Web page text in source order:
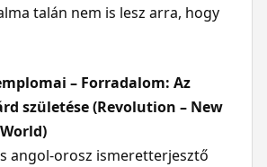
talán nem is lesz arra, hogy
– Forradalom: Az
születése (Revolution – New
angol-orosz ismeretterjesztő